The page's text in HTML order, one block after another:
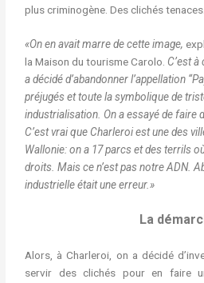
plus criminogène. Des clichés tenaces.
«On en avait marre de cette image,
la Maison du tourisme Carolo. C’est
a décidé d’abandonner l’appellation
préjugés et toute la symbolique de
industrialisation. On a essayé de faire
C’est vrai que Charleroi est une des
Wallonie: on a 17 parcs et des terrils
droits. Mais ce n’est pas notre ADN.
industrielle était une erreur.»
La
Alors, à Charleroi, on a décidé
servir des clichés pour en faire